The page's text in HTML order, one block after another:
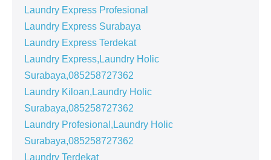
Laundry Express Profesional
Laundry Express Surabaya
Laundry Express Terdekat
Laundry Express,Laundry Holic
Surabaya,085258727362
Laundry Kiloan,Laundry Holic
Surabaya,085258727362
Laundry Profesional,Laundry Holic
Surabaya,085258727362
Laundry Terdekat